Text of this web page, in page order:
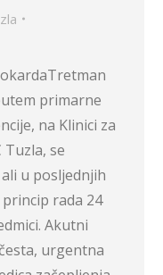
primarne
na Klinici za
se
u posljednjih
rada 24
Akutni
urgentna